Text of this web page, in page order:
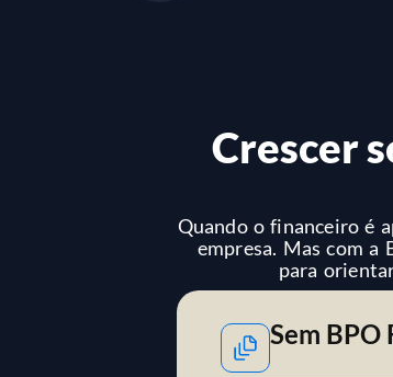
Crescer
Quando o financeiro é
empresa. Mas com a
para
Sem